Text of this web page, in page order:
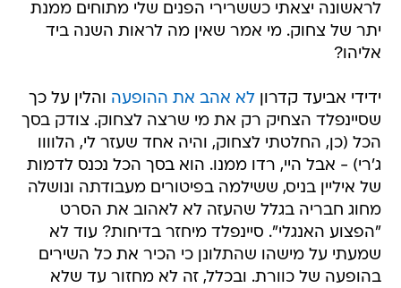
לראשונה יצאתי כששרירי הפנים שלי מתוחים ממנת
יתר של צחוק. מי אמר שאין מה לראות השנה ביד
אליהו?
ידידי אביעד קדרוןלא אהב את ההופעה והלין על כך
שסיינפלד הצחיק רק את מי שרצה לצחוק. צודק בסך
הכל (כן, החלטתי לצחוק, והיה אחד שעזר לי, הלוווו
ג'רי) - אבל היי, רדו ממנו. הוא בסך הכל נכנס לדמות
של איליין בניס, ששילמה בפיטורים מעבודתה ונושלה
מחוג חבריה בגלל שהעזה לא לאהוב את הסרט
"הפצוע האנגלי". סיינפלד מיחזר בדיחות? עוד לא
שמעתי על מישהו שהתלונן כי הכיר את כל השירים
בהופעה של כוורת. ובכלל, זה לא מחזור עד שלא